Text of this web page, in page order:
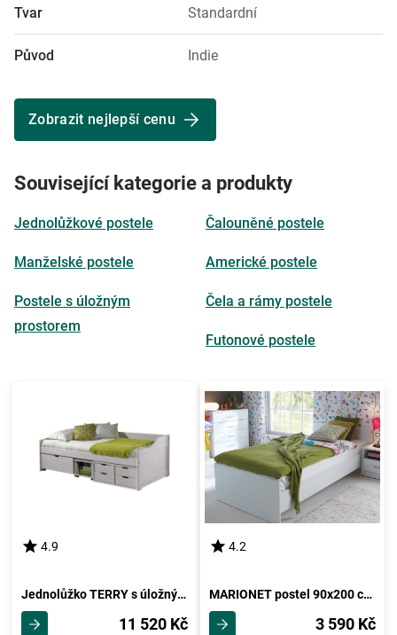
Tvar Standardní
Původ Indie
Zobrazit nejlepší cenu
Související kategorie a produkty
Jednolůžkové postele
Manželské postele
Postele s úložným
prostorem
Čalouněné postele
Americké postele
Čela a rámy postele
Futonové postele
4.9
Jednolůžko TERRY s úložnými prostory včetně roštu, masiv borovice/ bílý lak
11 520 Kč
4.2
MARIONET postel 90x200 cm, bílá, 5 let záruka
3 590 Kč